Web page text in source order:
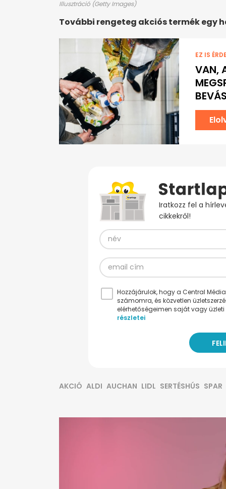
Illusztráció (Getty Images)
További rengeteg akciós termék egy
EZ IS
VAN,
Iratkozz fel a
cikkekről!
Hozzájárulok, hogy a Central
számomra, és közvetlen
elérhetőségeimen saját vagy
részletei
AKCIÓ ALDI AUCHAN LIDL SERTÉSHÚS SPAR